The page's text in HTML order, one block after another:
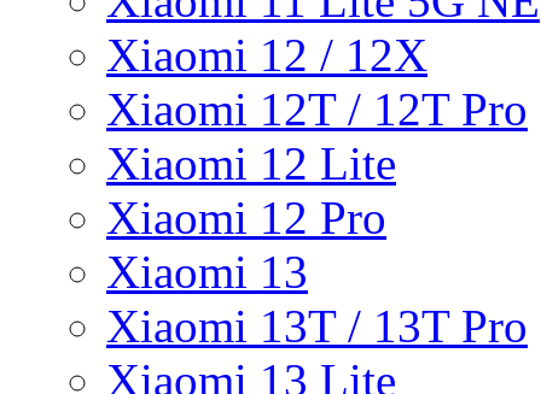
Xiaomi 12 / 12X
Xiaomi 12T / 12T Pro
Xiaomi 12 Lite
Xiaomi 12 Pro
Xiaomi 13
Xiaomi 13T / 13T Pro
Xiaomi 13 Lite